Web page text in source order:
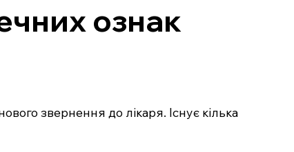
ознак
звернення до лікаря. Існує кілька